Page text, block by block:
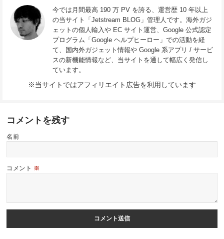
今では月間最高 190 万 PV を誇る、運営歴 10 年以上
の当サイト「Jetstream BLOG」管理人です。海外ガジ
ェットの個人輸入や EC サイト運営、Google 公式認定
プログラム「Google ヘルプヒーロー」での活動を経
て、国内外ガジェット情報や Google 系アプリ / サービ
スの新機能情報など、当サイトを通して幅広く発信し
ています。
※当サイトではアフィリエイト広告を利用しています
コメントを残す
名前
コメント ※